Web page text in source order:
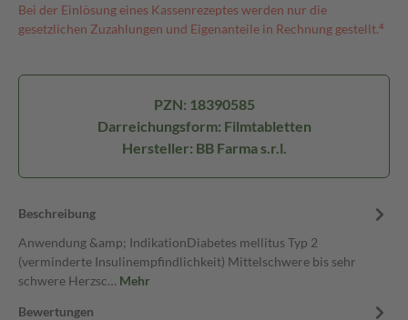
Bei der Einlösung eines Kassenrezeptes werden nur die
gesetzlichen Zuzahlungen und Eigenanteile in Rechnung gestellt.⁴
PZN: 18390585
Darreichungsform: Filmtabletten
Hersteller: BB Farma s.r.l.
Beschreibung
Anwendung &amp; IndikationDiabetes mellitus Typ 2
(verminderte Insulinempfindlichkeit) Mittelschwere bis sehr
schwere Herzsc… Mehr
Bewertungen